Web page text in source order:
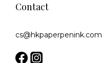
Contact
cs@hkpaperpenink.com